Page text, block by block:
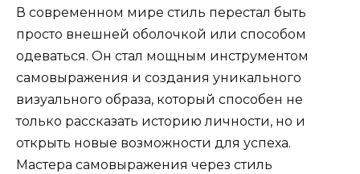
В современном мире стиль перестал быть
просто внешней оболочкой или способом
одеваться. Он стал мощным инструментом
самовыражения и создания уникального
визуального образа, который способен не
только рассказать историю личности, но и
открыть новые возможности для успеха.
Мастера самовыражения через стиль